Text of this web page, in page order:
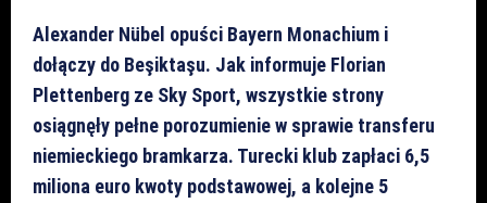
Alexander Nübel opuści Bayern Monachium i
dołączy do Beşiktaşu. Jak informuje Florian
Plettenberg ze Sky Sport, wszystkie strony
osiągnęły pełne porozumienie w sprawie transferu
niemieckiego bramkarza. Turecki klub zapłaci 6,5
miliona euro kwoty podstawowej, a kolejne 5